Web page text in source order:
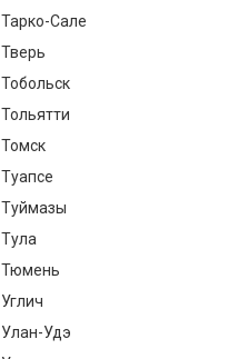
Тарко-Сале
Тверь
Тобольск
Тольятти
Томск
Туапсе
Туймазы
Тула
Тюмень
Углич
Улан-Удэ